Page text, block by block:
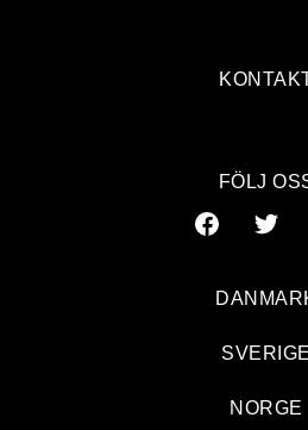
FÖLJ
SVERIGE
NORGE